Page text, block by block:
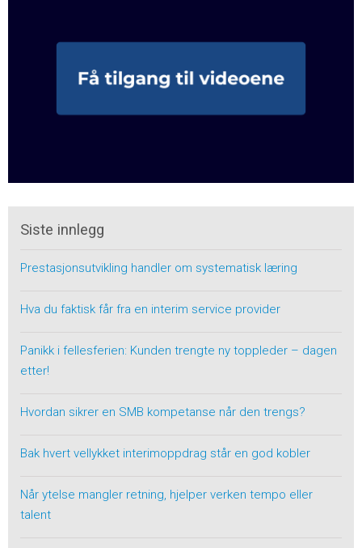
Siste innlegg
Prestasjonsutvikling handler om systematisk læring
Hva du faktisk får fra en interim service provider
Panikk i fellesferien: Kunden trengte ny toppleder – dagen
etter!
Hvordan sikrer en SMB kompetanse når den trengs?
Bak hvert vellykket interimoppdrag står en god kobler
Når ytelse mangler retning, hjelper verken tempo eller
talent